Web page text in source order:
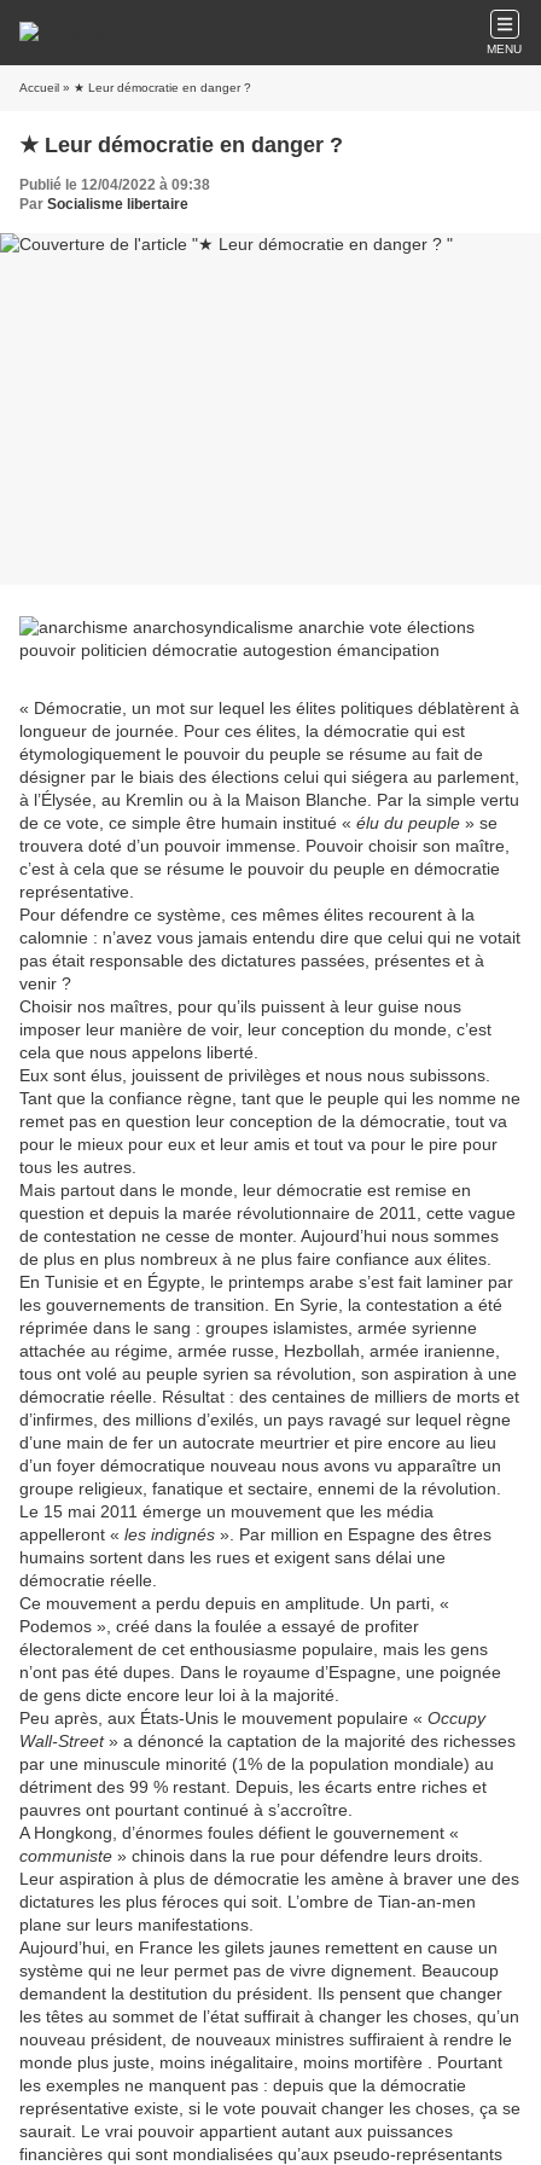
MENU
Accueil » ★ Leur démocratie en danger ?
★ Leur démocratie en danger ?
Publié le 12/04/2022 à 09:38
Par Socialisme libertaire
« Démocratie, un mot sur lequel les élites politiques déblatèrent à
longueur de journée. Pour ces élites, la démocratie qui est
étymologiquement le pouvoir du peuple se résume au fait de
désigner par le biais des élections celui qui siégera au parlement,
à l’Élysée, au Kremlin ou à la Maison Blanche. Par la simple vertu
de ce vote, ce simple être humain institué « élu du peuple » se
trouvera doté d’un pouvoir immense. Pouvoir choisir son maître,
c’est à cela que se résume le pouvoir du peuple en démocratie
représentative.
Pour défendre ce système, ces mêmes élites recourent à la
calomnie : n’avez vous jamais entendu dire que celui qui ne votait
pas était responsable des dictatures passées, présentes et à
venir ?
Choisir nos maîtres, pour qu’ils puissent à leur guise nous
imposer leur manière de voir, leur conception du monde, c’est
cela que nous appelons liberté.
Eux sont élus, jouissent de privilèges et nous nous subissons.
Tant que la confiance règne, tant que le peuple qui les nomme ne
remet pas en question leur conception de la démocratie, tout va
pour le mieux pour eux et leur amis et tout va pour le pire pour
tous les autres.
Mais partout dans le monde, leur démocratie est remise en
question et depuis la marée révolutionnaire de 2011, cette vague
de contestation ne cesse de monter. Aujourd’hui nous sommes
de plus en plus nombreux à ne plus faire confiance aux élites.
En Tunisie et en Égypte, le printemps arabe s’est fait laminer par
les gouvernements de transition. En Syrie, la contestation a été
réprimée dans le sang : groupes islamistes, armée syrienne
attachée au régime, armée russe, Hezbollah, armée iranienne,
tous ont volé au peuple syrien sa révolution, son aspiration à une
démocratie réelle. Résultat : des centaines de milliers de morts et
d’infirmes, des millions d’exilés, un pays ravagé sur lequel règne
d’une main de fer un autocrate meurtrier et pire encore au lieu
d’un foyer démocratique nouveau nous avons vu apparaître un
groupe religieux, fanatique et sectaire, ennemi de la révolution.
Le 15 mai 2011 émerge un mouvement que les média
appelleront « les indignés ». Par million en Espagne des êtres
humains sortent dans les rues et exigent sans délai une
démocratie réelle.
Ce mouvement a perdu depuis en amplitude. Un parti, «
Podemos », créé dans la foulée a essayé de profiter
électoralement de cet enthousiasme populaire, mais les gens
n’ont pas été dupes. Dans le royaume d’Espagne, une poignée
de gens dicte encore leur loi à la majorité.
Peu après, aux États-Unis le mouvement populaire « Occupy
Wall-Street» a dénoncé la captation de la majorité des richesses
par une minuscule minorité (1% de la population mondiale) au
détriment des 99 % restant. Depuis, les écarts entre riches et
pauvres ont pourtant continué à s’accroître.
A Hongkong, d’énormes foules défient le gouvernement «
communiste » chinois dans la rue pour défendre leurs droits.
Leur aspiration à plus de démocratie les amène à braver une des
dictatures les plus féroces qui soit. L’ombre de Tian-an-men
plane sur leurs manifestations.
Aujourd’hui, en France les gilets jaunes remettent en cause un
système qui ne leur permet pas de vivre dignement. Beaucoup
demandent la destitution du président. Ils pensent que changer
les têtes au sommet de l’état suffirait à changer les choses, qu’un
nouveau président, de nouveaux ministres suffiraient à rendre le
monde plus juste, moins inégalitaire, moins mortifère . Pourtant
les exemples ne manquent pas : depuis que la démocratie
représentative existe, si le vote pouvait changer les choses, ça se
saurait. Le vrai pouvoir appartient autant aux puissances
financières qui sont mondialisées qu’aux pseudo-représentants